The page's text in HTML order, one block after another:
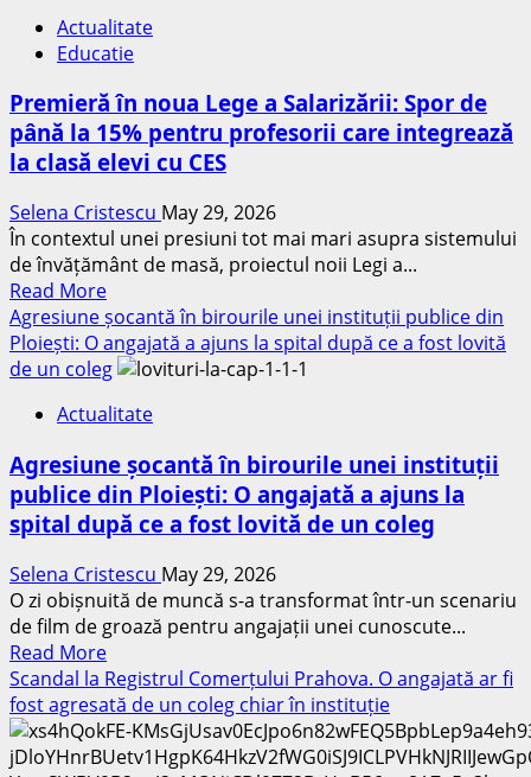
stradă
după
o
între
două
autoturisme.
au
fost
transportate
la
spital
Actualitate
Educatie
Premieră în noua Lege a Salarizării: Spor de
până la 15% pentru profesorii care integrează
la clasă elevi cu CES
Selena Cristescu May 29, 2026
În contextul unei presiuni tot mai mari asupra sistemului
de învățământ de masă, proiectul noii Legi a...
Read MoreRead
more
about
Premieră
noua
a
Salarizării:
Spor
până
la
15%
pentru
profesorii
care
integrează
la
Agresiune șocantă în birourile unei instituții publice din
Ploiești: O angajată a ajuns la spital după ce a fost lovită
de un coleg
Actualitate
Agresiune șocantă în birourile unei instituții
publice din Ploiești: O angajată a ajuns la
spital după ce a fost lovită de un coleg
Selena Cristescu May 29, 2026
O zi obișnuită de muncă s-a transformat într-un scenariu
de film de groază pentru angajații unei cunoscute...
Read MoreRead
more
about
Agresiune
șocantă
Scandal la Registrul Comerțului Prahova. O angajată ar fi
fost agresată de un coleg chiar în instituție